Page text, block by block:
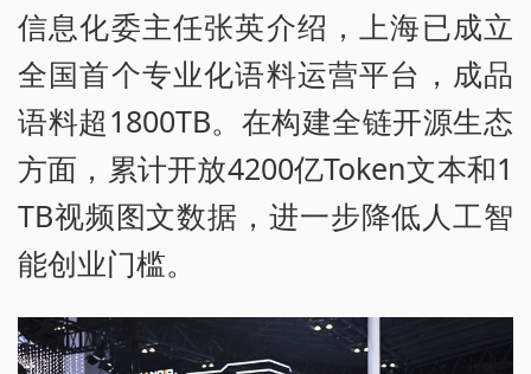
信息化委主任张英介绍，上海已成立
全国首个专业化语料运营平台，成品
语料超1800TB。在构建全链开源生态
方面，累计开放4200亿Token文本和1
TB视频图文数据，进一步降低人工智
能创业门槛。